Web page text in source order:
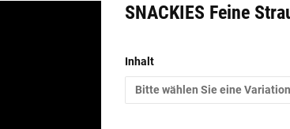
SNACKIES Feine
Inhalt
Bitte wählen Sie eine